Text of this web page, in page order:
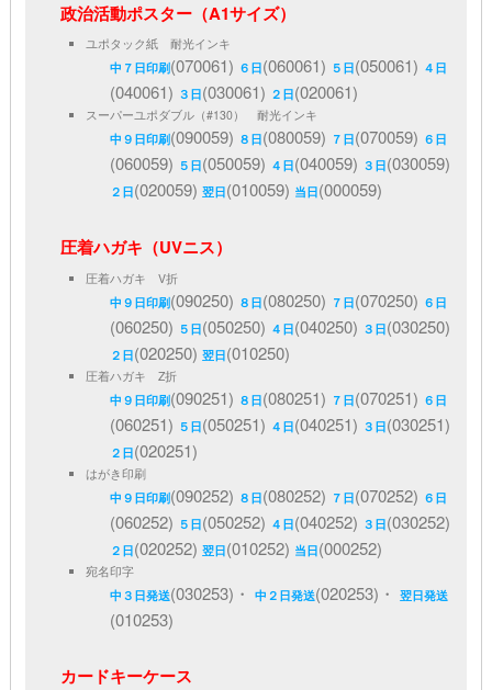
政治活動ポスター（A1サイズ）
ユポタック紙 耐光インキ
中７日印刷(070061) ６日(060061) ５日(050061) ４日
(040061) ３日(030061) ２日(020061)
スーパーユポダブル（#130） 耐光インキ
中９日印刷(090059) ８日(080059) ７日(070059) ６日
(060059) ５日(050059) ４日(040059) ３日(030059)
２日(020059)翌日(010059) 当日(000059)
圧着ハガキ（UVニス）
圧着ハガキ V折
中９日印刷(090250) ８日(080250) ７日(070250) ６日
(060250) ５日(050250) ４日(040250) ３日(030250)
２日(020250)翌日(010250)
圧着ハガキ Z折
中９日印刷(090251) ８日(080251) ７日(070251) ６日
(060251) ５日(050251) ４日(040251) ３日(030251)
２日(020251)
はがき印刷
中９日印刷(090252) ８日(080252) ７日(070252) ６日
(060252) ５日(050252) ４日(040252) ３日(030252)
２日(020252)翌日(010252) 当日(000252)
宛名印字
中３日発送(030253)・中２日発送(020253)・翌日発送
(010253)
カードキーケース